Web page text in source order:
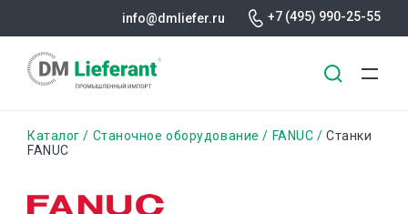
содержанию
info@dmliefer.ru +7 (495) 990-25-55
Строка
Каталог Станочное оборудование FANUC
Станки
FANUC